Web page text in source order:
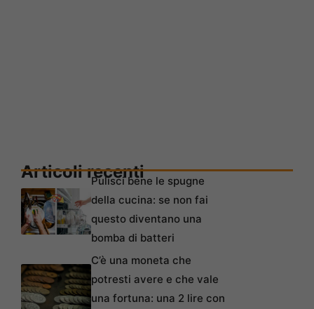
Articoli recentiPulisci bene le spugne
della cucina: se non fai
questo diventano una
bomba di batteri
C’è una moneta che
potresti avere e che vale
una fortuna: una 2 lire con